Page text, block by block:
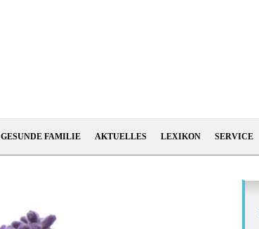
GESUNDE FAMILIE AKTUELLES LEXIKON SERVICE